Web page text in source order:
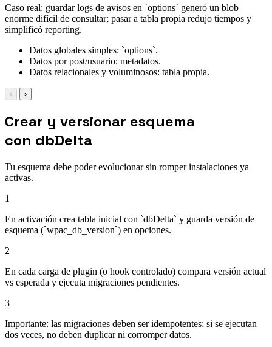
Caso real: guardar logs de avisos en `options` generó un blob
enorme difícil de consultar; pasar a tabla propia redujo tiempos y
simplificó reporting.
Datos globales simples: `options`.
Datos por post/usuario: metadatos.
Datos relacionales y voluminosos: tabla propia.
‹ ›
Crear y versionar esquema
con dbDelta
Tu esquema debe poder evolucionar sin romper instalaciones ya
activas.
1
En activación crea tabla inicial con `dbDelta` y guarda versión de
esquema (`wpac_db_version`) en opciones.
2
En cada carga de plugin (o hook controlado) compara versión actual
vs esperada y ejecuta migraciones pendientes.
3
Importante: las migraciones deben ser idempotentes; si se ejecutan
dos veces, no deben duplicar ni corromper datos.